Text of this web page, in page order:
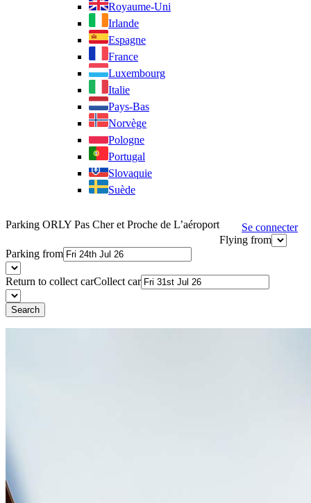
Royaume-Uni
Irlande
Espagne
France
Luxembourg
Italie
Pays-Bas
Norvège
Pologne
Portugal
Slovaquie
Suède
Parking ORLY Pas Cher et Proche de L’aéroport
Se connecter
Flying from
Parking from
Return to collect carCollect car
Search